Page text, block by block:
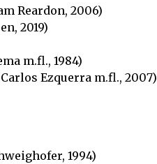
Reardon, 2006)
2019)
m.fl., 1984)
Ezquerra m.fl., 2007)
1994)